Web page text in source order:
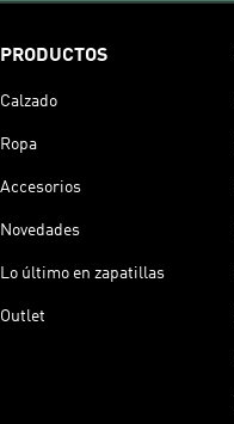
PRODUCTOS
Calzado
Ropa
Accesorios
Novedades
Lo último en zapatillas
Outlet